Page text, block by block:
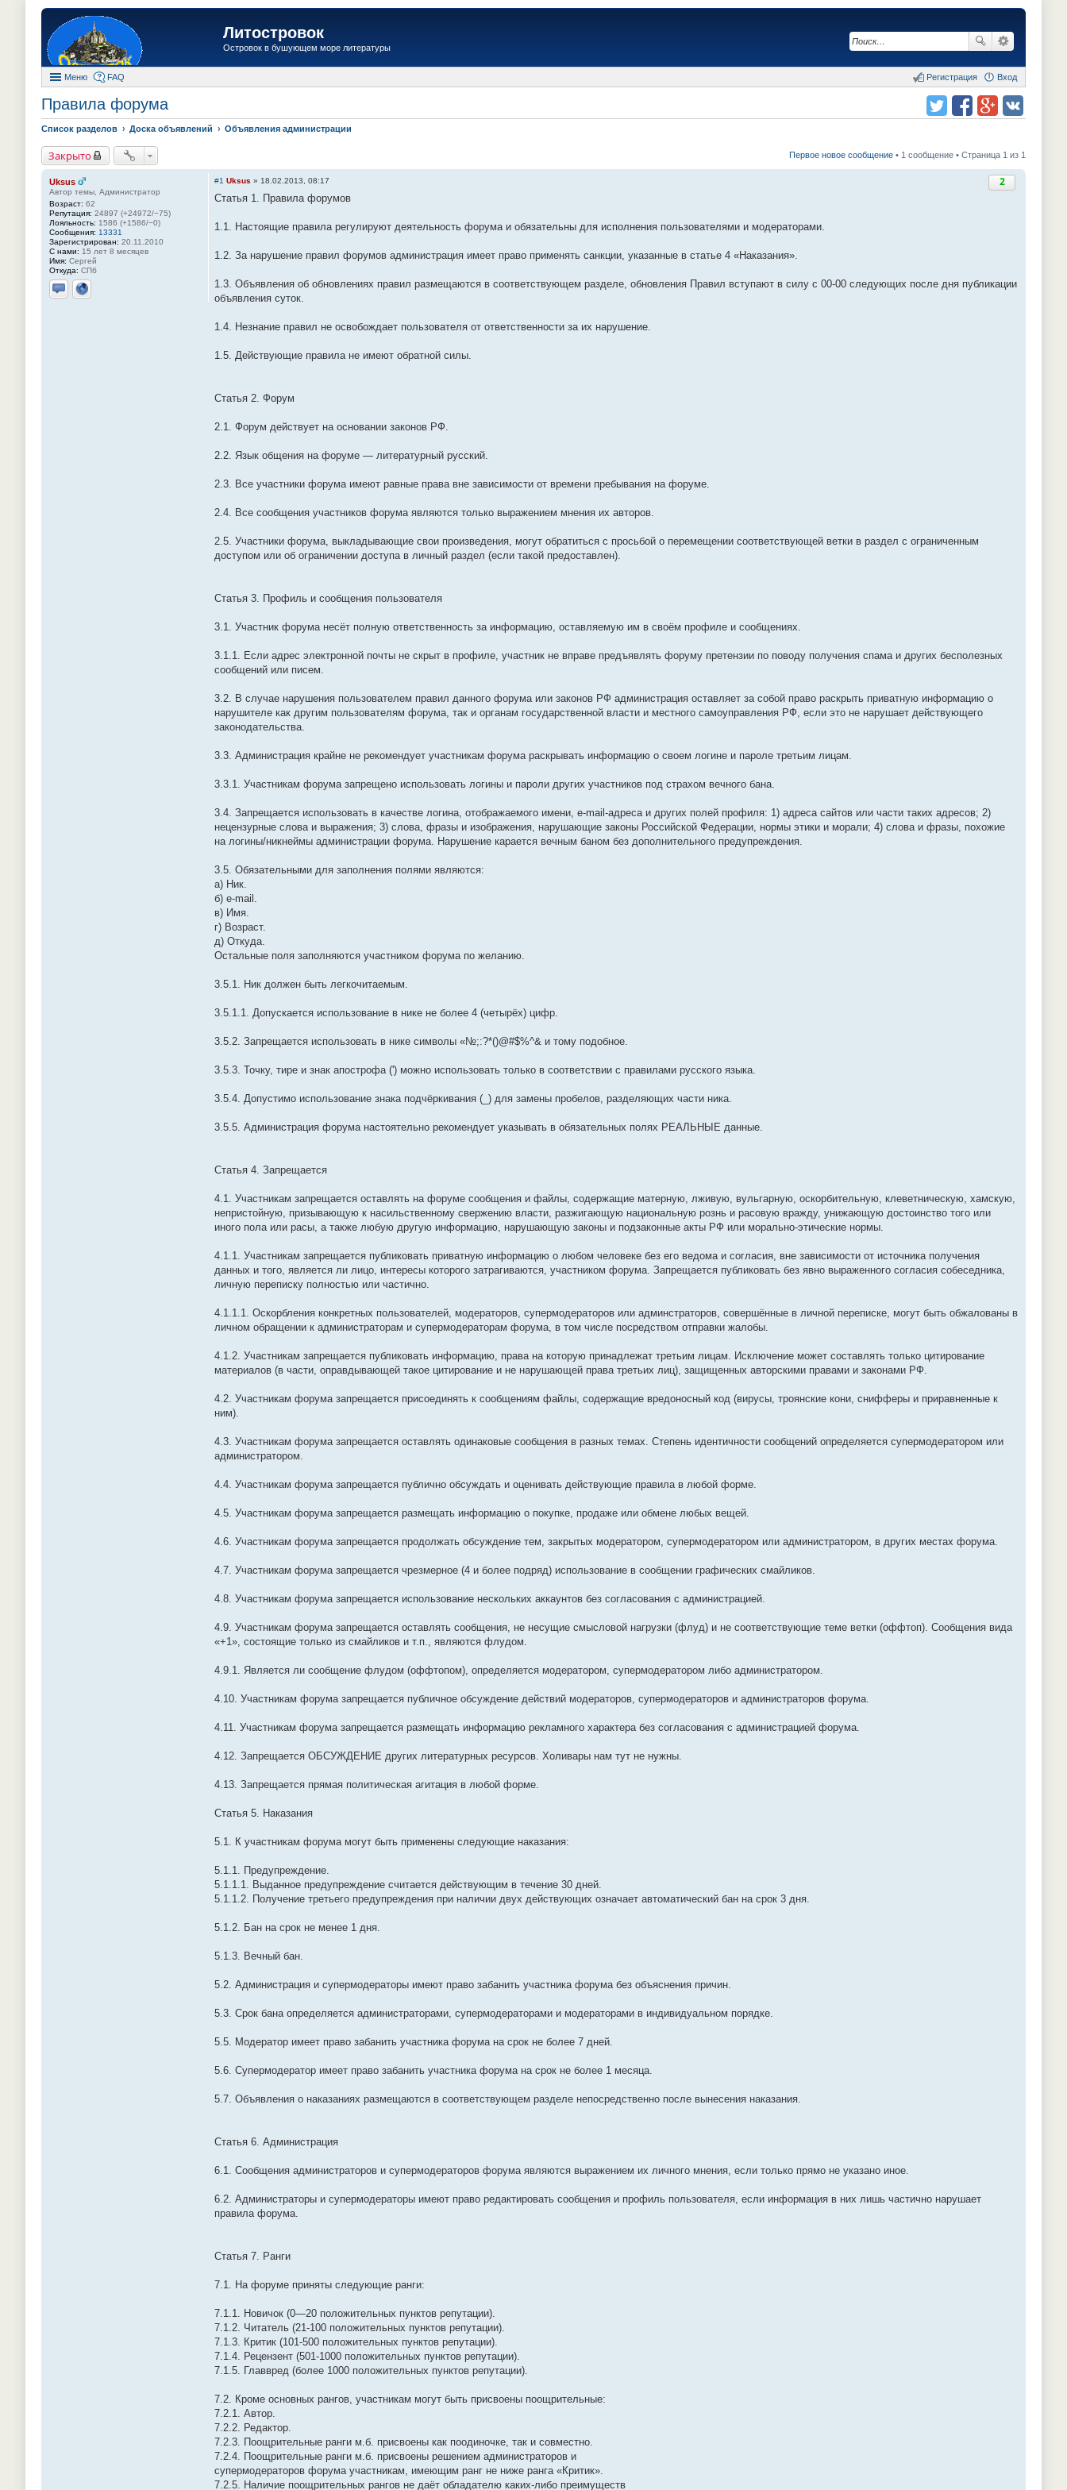
Литостровок
Островок в бушующем море литературы
Меню FAQ Вход
Регистрация
Правила форума
Список разделов Доска объявлений Объявления администрации
Закрыто Первое новое сообщение • 1 сообщение • Страница 1 из 1
Uksus
Автор темы, Администратор
Возраст: 62
Репутация: 24897 (+24972/−75)
Лояльность: 1586 (+1586/−0)
Сообщения: 13331
Зарегистрирован: 20.11.2010
С нами: 15 лет 8 месяцев
Имя: Сергей
Откуда: СПб
Отправить личное сообщение
Сайт
2
#1 Uksus » 18.02.2013, 08:17
Статья 1. Правила форумов
1.1. Настоящие правила регулируют деятельность форума и обязательны для исполнения пользователями и модераторами.
1.2. За нарушение правил форумов администрация имеет право применять санкции, указанные в статье 4 «Наказания».
1.3. Объявления об обновлениях правил размещаются в соответствующем разделе, обновления Правил вступают в силу с 00-00 следующих после дня публикации
объявления суток.
1.4. Незнание правил не освобождает пользователя от ответственности за их нарушение.
1.5. Действующие правила не имеют обратной силы.
Статья 2. Форум
2.1. Форум действует на основании законов РФ.
2.2. Язык общения на форуме — литературный русский.
2.3. Все участники форума имеют равные права вне зависимости от времени пребывания на форуме.
2.4. Все сообщения участников форума являются только выражением мнения их авторов.
2.5. Участники форума, выкладывающие свои произведения, могут обратиться с просьбой о перемещении соответствующей ветки в раздел с ограниченным
доступом или об ограничении доступа в личный раздел (если такой предоставлен).
Статья 3. Профиль и сообщения пользователя
3.1. Участник форума несёт полную ответственность за информацию, оставляемую им в своём профиле и сообщениях.
3.1.1. Если адрес электронной почты не скрыт в профиле, участник не вправе предъявлять форуму претензии по поводу получения спама и других бесполезных
сообщений или писем.
3.2. В случае нарушения пользователем правил данного форума или законов РФ администрация оставляет за собой право раскрыть приватную информацию о
нарушителе как другим пользователям форума, так и органам государственной власти и местного самоуправления РФ, если это не нарушает действующего
законодательства.
3.3. Администрация крайне не рекомендует участникам форума раскрывать информацию о своем логине и пароле третьим лицам.
3.3.1. Участникам форума запрещено использовать логины и пароли других участников под страхом вечного бана.
3.4. Запрещается использовать в качестве логина, отображаемого имени, e-mail-адреса и других полей профиля: 1) адреса сайтов или части таких адресов; 2)
нецензурные слова и выражения; 3) слова, фразы и изображения, нарушающие законы Российской Федерации, нормы этики и морали; 4) слова и фразы, похожие
на логины/никнеймы администрации форума. Нарушение карается вечным баном без дополнительного предупреждения.
3.5. Обязательными для заполнения полями являются:
а) Ник.
б) e-mail.
в) Имя.
г) Возраст.
д) Откуда.
Остальные поля заполняются участником форума по желанию.
3.5.1. Ник должен быть легкочитаемым.
3.5.1.1. Допускается использование в нике не более 4 (четырёх) цифр.
3.5.2. Запрещается использовать в нике символы «№;:?*()@#$%^& и тому подобное.
3.5.3. Точку, тире и знак апострофа (') можно использовать только в соответствии с правилами русского языка.
3.5.4. Допустимо использование знака подчёркивания (_) для замены пробелов, разделяющих части ника.
3.5.5. Администрация форума настоятельно рекомендует указывать в обязательных полях РЕАЛЬНЫЕ данные.
Статья 4. Запрещается
4.1. Участникам запрещается оставлять на форуме сообщения и файлы, содержащие матерную, лживую, вульгарную, оскорбительную, клеветническую, хамскую,
непристойную, призывающую к насильственному свержению власти, разжигающую национальную рознь и расовую вражду, унижающую достоинство того или
иного пола или расы, а также любую другую информацию, нарушающую законы и подзаконные акты РФ или морально-этические нормы.
4.1.1. Участникам запрещается публиковать приватную информацию о любом человеке без его ведома и согласия, вне зависимости от источника получения
данных и того, является ли лицо, интересы которого затрагиваются, участником форума. Запрещается публиковать без явно выраженного согласия собеседника,
личную переписку полностью или частично.
4.1.1.1. Оскорбления конкретных пользователей, модераторов, супермодераторов или админстраторов, совершённые в личной переписке, могут быть обжалованы в
личном обращении к администраторам и супермодераторам форума, в том числе посредством отправки жалобы.
4.1.2. Участникам запрещается публиковать информацию, права на которую принадлежат третьим лицам. Исключение может составлять только цитирование
материалов (в части, оправдывающей такое цитирование и не нарушающей права третьих лиц), защищенных авторскими правами и законами РФ.
4.2. Участникам форума запрещается присоединять к сообщениям файлы, содержащие вредоносный код (вирусы, троянские кони, снифферы и приравненные к
ним).
4.3. Участникам форума запрещается оставлять одинаковые сообщения в разных темах. Степень идентичности сообщений определяется супермодератором или
администратором.
4.4. Участникам форума запрещается публично обсуждать и оценивать действующие правила в любой форме.
4.5. Участникам форума запрещается размещать информацию о покупке, продаже или обмене любых вещей.
4.6. Участникам форума запрещается продолжать обсуждение тем, закрытых модератором, супермодератором или администратором, в других местах форума.
4.7. Участникам форума запрещается чрезмерное (4 и более подряд) использование в сообщении графических смайликов.
4.8. Участникам форума запрещается использование нескольких аккаунтов без согласования с администрацией.
4.9. Участникам форума запрещается оставлять сообщения, не несущие смысловой нагрузки (флуд) и не соответствующие теме ветки (оффтоп). Сообщения вида
«+1», состоящие только из смайликов и т.п., являются флудом.
4.9.1. Является ли сообщение флудом (оффтопом), определяется модератором, супермодератором либо администратором.
4.10. Участникам форума запрещается публичное обсуждение действий модераторов, супермодераторов и администраторов форума.
4.11. Участникам форума запрещается размещать информацию рекламного характера без согласования с администрацией форума.
4.12. Запрещается ОБСУЖДЕНИЕ других литературных ресурсов. Холивары нам тут не нужны.
4.13. Запрещается прямая политическая агитация в любой форме.
Статья 5. Наказания
5.1. К участникам форума могут быть применены следующие наказания:
5.1.1. Предупреждение.
5.1.1.1. Выданное предупреждение считается действующим в течение 30 дней.
5.1.1.2. Получение третьего предупреждения при наличии двух действующих означает автоматический бан на срок 3 дня.
5.1.2. Бан на срок не менее 1 дня.
5.1.3. Вечный бан.
5.2. Администрация и супермодераторы имеют право забанить участника форума без объяснения причин.
5.3. Срок бана определяется администраторами, супермодераторами и модераторами в индивидуальном порядке.
5.5. Модератор имеет право забанить участника форума на срок не более 7 дней.
5.6. Супермодератор имеет право забанить участника форума на срок не более 1 месяца.
5.7. Объявления о наказаниях размещаются в соответствующем разделе непосредственно после вынесения наказания.
Статья 6. Администрация
6.1. Сообщения администраторов и супермодераторов форума являются выражением их личного мнения, если только прямо не указано иное.
6.2. Администраторы и супермодераторы имеют право редактировать сообщения и профиль пользователя, если информация в них лишь частично нарушает
правила форума.
Статья 7. Ранги
7.1. На форуме приняты следующие ранги:
7.1.1. Новичок (0—20 положительных пунктов репутации).
7.1.2. Читатель (21-100 положительных пунктов репутации).
7.1.3. Критик (101-500 положительных пунктов репутации).
7.1.4. Рецензент (501-1000 положительных пунктов репутации).
7.1.5. Главвред (более 1000 положительных пунктов репутации).
7.2. Кроме основных рангов, участникам могут быть присвоены поощрительные:
7.2.1. Автор.
7.2.2. Редактор.
7.2.3. Поощрительные ранги м.б. присвоены как поодиночке, так и совместно.
7.2.4. Поощрительные ранги м.б. присвоены решением администраторов и
супермодераторов форума участникам, имеющим ранг не ниже ранга «Критик».
7.2.5. Наличие поощрительных рангов не даёт обладателю каких-либо преимуществ